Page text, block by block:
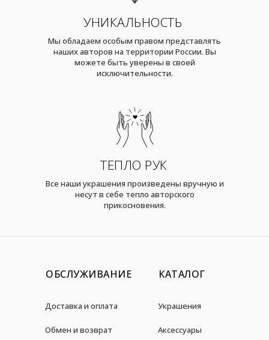
УНИКАЛЬНОСТЬ
Мы обладаем особым правом представлять
наших авторов на территории России. Вы
можете быть уверены в своей
исключительности.
ТЕПЛО РУК
Все наши украшения произведены вручную и
несут в себе тепло авторского
прикосновения.
ОБСЛУЖИВАНИЕ
Доставка и оплата
Обмен и возврат
КАТАЛОГ
Украшения
Аксессуары